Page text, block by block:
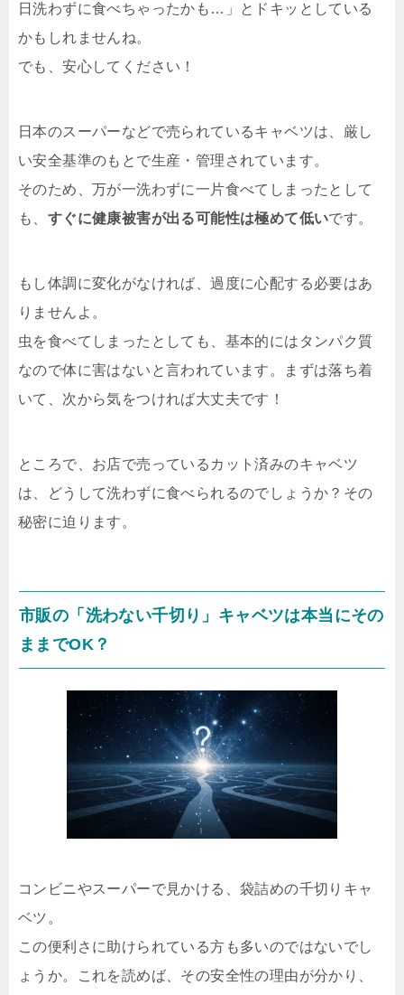
日洗わずに食べちゃったかも…」とドキッとしている
かもしれませんね。
でも、安心してください！
日本のスーパーなどで売られているキャベツは、厳し
い安全基準のもとで生産・管理されています。
そのため、万が一洗わずに一片食べてしまったとして
も、 すぐに健康被害が出る可能性は極めて低いです。
もし体調に変化がなければ、過度に心配する必要はあ
りませんよ。
虫を食べてしまったとしても、基本的にはタンパク質
なので体に害はないと言われています。まずは落ち着
いて、次から気をつければ大丈夫です！
ところで、お店で売っているカット済みのキャベツ
は、どうして洗わずに食べられるのでしょうか？その
秘密に迫ります。
市販の「洗わない千切り」キャベツは本当にその
ままでOK？
コンビニやスーパーで見かける、袋詰めの千切りキャ
ベツ。
この便利さに助けられている方も多いのではないでし
ょうか。これを読めば、その安全性の理由が分かり、